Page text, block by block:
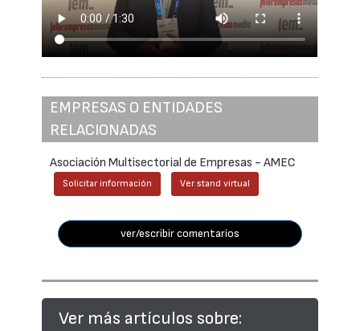
EMPRESAS O ENTIDADES
RELACIONADAS
Asociación Multisectorial de Empresas - AMEC
Solicitar información Ver stand virtual
ver/escribir comentarios
Ver más artículos sobre: